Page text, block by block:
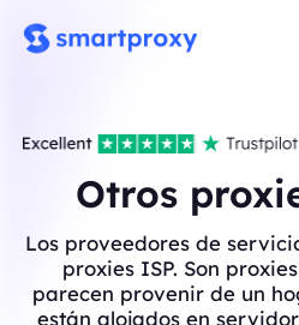
Otros
Los proveedores de
proxies ISP. Son
parecen provenir de un
están alojados en